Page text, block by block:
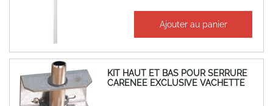
Ajouter au panier
KIT HAUT ET BAS POUR SERRURE
CARENEE EXCLUSIVE VACHETTE